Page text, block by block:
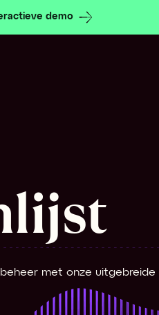
demo
met onze uitgebreide